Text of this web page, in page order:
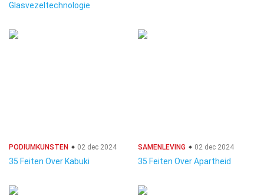
Glasvezeltechnologie
PODIUMKUNSTEN 02 dec 2024
35 Feiten Over Kabuki
SAMENLEVING 02 dec 2024
35 Feiten Over Apartheid